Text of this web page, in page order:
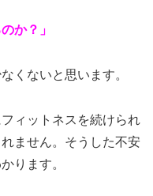
か？」
くないと思います。
ィットネスを続けられ
ません。そうした不安
ります。